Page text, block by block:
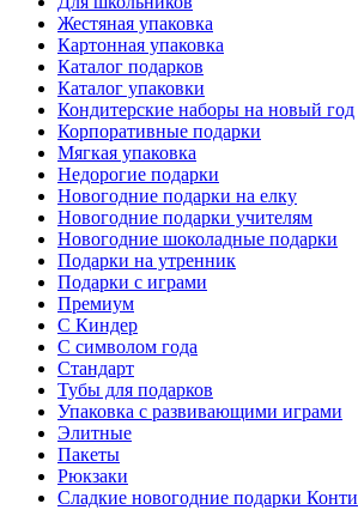
Жестяная упаковка
Картонная упаковка
Каталог подарков
Каталог упаковки
Кондитерские наборы на новый год
Корпоративные подарки
Мягкая упаковка
Недорогие подарки
Новогодние подарки на елку
Новогодние подарки учителям
Новогодние шоколадные подарки
Подарки на утренник
Подарки с играми
Премиум
С Киндер
С символом года
Стандарт
Тубы для подарков
Упаковка с развивающими играми
Элитные
Пакеты
Рюкзаки
Сладкие новогодние подарки Конти